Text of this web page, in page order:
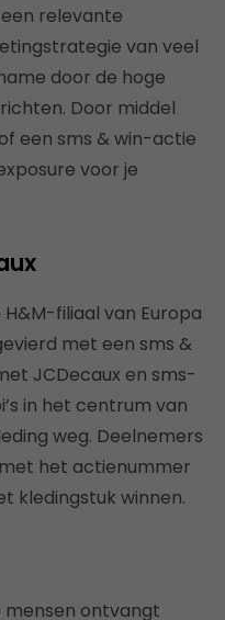
relevante
van veel
door de hoge
Door middel
een sms & win-actie
voor je
filiaal van Europa
met een sms &
JCDecaux en sms-
in het centrum van
weg. Deelnemers
het actienummer
kledingstuk winnen.
ontvangt